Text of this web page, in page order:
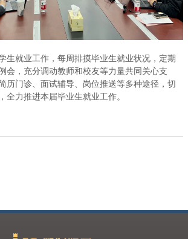
生就业工作，每周排摸毕业生就业状况，定期
会，充分调动教师和校友等力量共同关心支
历门诊、面试辅导、岗位推送等多种途径，切
全力推进本届毕业生就业工作。